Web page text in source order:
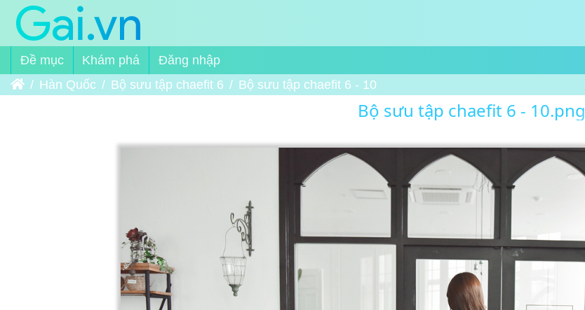
Đề mục Khám phá
Đăng nhập
Trang chủHàn Quốc Bộ sưu tập chaefit 6 Bộ sưu tập chaefit 6 - 10
Bộ sưu tập chaefit 6 - 10.png